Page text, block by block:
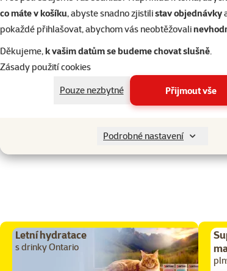
co máte v košíku, abyste snadno zjistilistav objednávky
pokaždé přihlašovat, abychom vás neobtěžovali
Děkujeme,k vašim datům se budeme chovat slušně.
Zásady použití cookies
Pouze nezbytné
Přijmout vše
Podrobné nastavení
do košíku
Letní hydratace
s drinky Ontario